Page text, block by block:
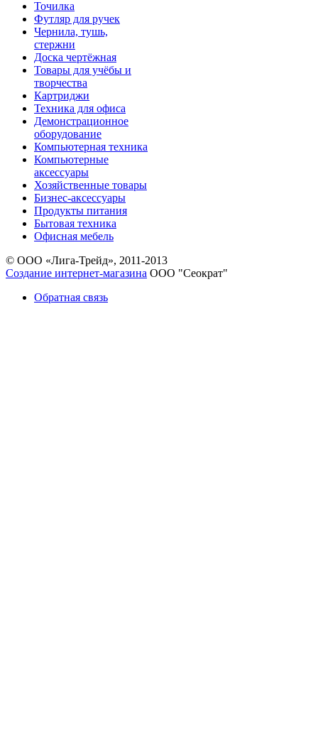
Точилка
Футляр для ручек
Чернила, тушь,
стержни
Доска чертёжная
Товары для учёбы и
творчества
Картриджи
Техника для офиса
Демонстрационное
оборудование
Компьютерная техника
Компьютерные
аксессуары
Хозяйственные товары
Бизнес-аксессуары
Продукты питания
Бытовая техника
Офисная мебель
© ООО «Лига-Трейд», 2011-2013
Создание интернет-магазина ООО "Сеократ"
Обратная связь